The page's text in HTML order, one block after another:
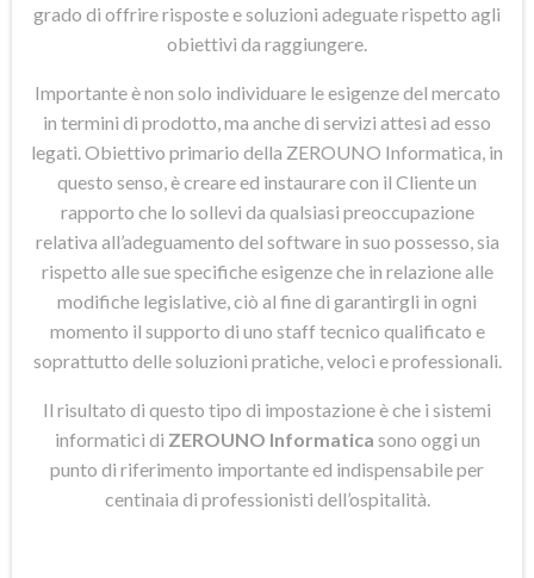
grado di offrire risposte e soluzioni adeguate rispetto agli
obiettivi da raggiungere.
Importante è non solo individuare le esigenze del mercato
in termini di prodotto, ma anche di servizi attesi ad esso
legati. Obiettivo primario della ZEROUNO Informatica, in
questo senso, è creare ed instaurare con il Cliente un
rapporto che lo sollevi da qualsiasi preoccupazione
relativa all’adeguamento del software in suo possesso, sia
rispetto alle sue specifiche esigenze che in relazione alle
modifiche legislative, ciò al fine di garantirgli in ogni
momento il supporto di uno staff tecnico qualificato e
soprattutto delle soluzioni pratiche, veloci e professionali.
Il risultato di questo tipo di impostazione è che i sistemi
informatici di ZEROUNO Informatica sono oggi un
punto di riferimento importante ed indispensabile per
centinaia di professionisti dell’ospitalità.